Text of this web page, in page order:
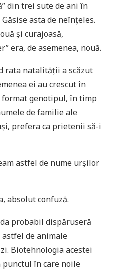
din trei sute de ani în
asta de neînțeles.
și curajoasă,
era, de asemenea, nouă.
rata natalității a scăzut
ei au crescut în
format genotipul, în timp
de familie ale
prefera ca prietenii să-i
astfel de nume urșilor
absolut confuză.
probabil dispăruseră
de animale
Biotehnologia acestei
punctul în care noile